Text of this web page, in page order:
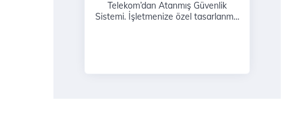
Telekom’dan Atanmış Güvenlik
Sistemi. İşletmenize özel tasarlanmış